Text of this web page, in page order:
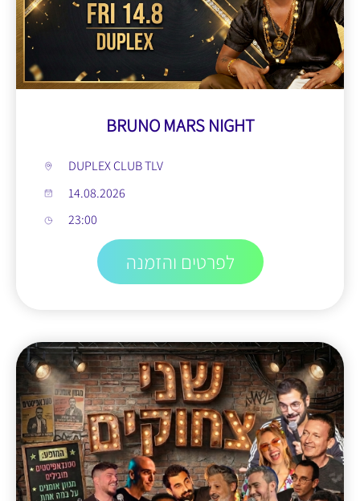
BRUNO MARS NIGHT
DUPLEX CLUB TLV
14.08.2026
23:00
לפרטים והזמנה